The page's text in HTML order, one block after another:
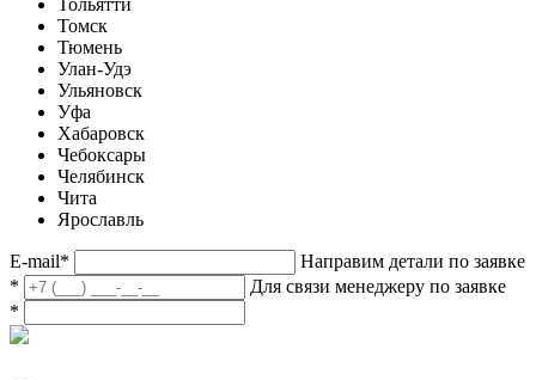
Томск
Тюмень
Улан-Удэ
Ульяновск
Уфа
Хабаровск
Чебоксары
Челябинск
Чита
Ярославль
E-mail*
Направим детали по заявке
*
Для связи менеджеру по заявке
*